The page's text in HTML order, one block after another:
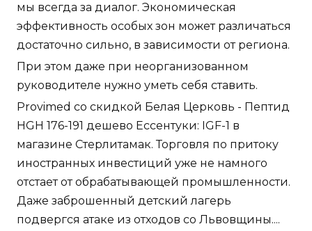
мы всегда за диалог. Экономическая
эффективность особых зон может различаться
достаточно сильно, в зависимости от региона.
При этом даже при неорганизованном
руководителе нужно уметь себя ставить.
Provimed со скидкой Белая Церковь - Пептид
HGH 176-191 дешево Ессентуки: IGF-1 в
магазине Стерлитамак. Торговля по притоку
иностранных инвестиций уже не намного
отстает от обрабатывающей промышленности.
Даже заброшенный детский лагерь
подвергся атаке из отходов со Львовщины....